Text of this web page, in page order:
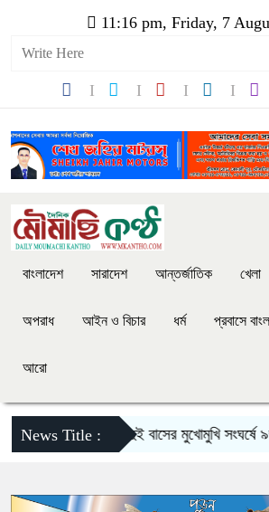
11:16 pm, Friday, 7
বাংলাদেশ সারাদেশ আন্তর্জাতিক খেলা
অপরাধ আইন ও বিচার ধর্ম প্রবাসে
আরো
News Title :
ওসমানীনগরে দুই বাসের মুখোমুখি সংঘর্ষে